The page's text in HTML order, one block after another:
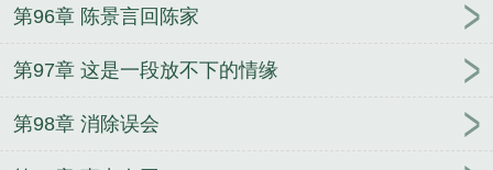
第96章 陈景言回陈家
第97章 这是一段放不下的情缘
第98章 消除误会